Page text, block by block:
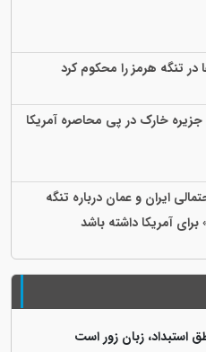
تنگه هرمز را محکوم کرد
خارک در پی محاصره آمریکا
ایران و عمان درباره تنگه
آمریکا داشته باشد
استبداد، زبان زور است